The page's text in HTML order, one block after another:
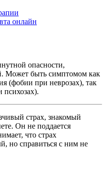
онлайн
опасности,
Может быть симптомом как
(фобии при неврозах), так
психозах).
страх, знакомый
Он не поддается
что страх
но справиться с ним не